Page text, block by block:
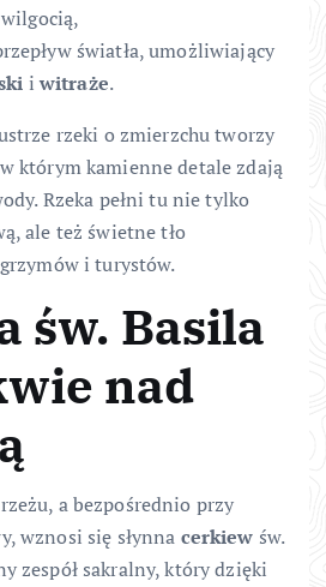
światła, umożliwiający
iwitraże.
rzeki o zmierzchu tworzy
którym kamienne detale zdają
Rzeka pełni tu nie tylko
ale też świetne tło
i turystów.
św. Basila
nad
a bezpośrednio przy
wznosi się słynna cerkiew św.
zespół sakralny, który dzięki